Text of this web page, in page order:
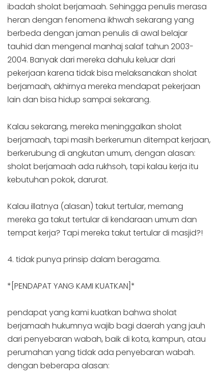
ibadah sholat berjamaah. Sehingga penulis merasa
heran dengan fenomena ikhwah sekarang yang
berbeda dengan jaman penulis di awal belajar
tauhid dan mengenal manhaj salaf tahun 2003-
2004. Banyak dari mereka dahulu keluar dari
pekerjaan karena tidak bisa melaksanakan sholat
berjamaah, akhirnya mereka mendapat pekerjaan
lain dan bisa hidup sampai sekarang.
Kalau sekarang, mereka meninggalkan sholat
berjamaah, tapi masih berkerumun ditempat kerjaan,
berkerubung di angkutan umum, dengan alasan:
sholat berjamaah ada rukhsoh, tapi kalau kerja itu
kebutuhan pokok, darurat.
Kalau illatnya (alasan) takut tertular, memang
mereka ga takut tertular di kendaraan umum dan
tempat kerja? Tapi mereka takut tertular di masjid?!
4. tidak punya prinsip dalam beragama.
*[PENDAPAT YANG KAMI KUATKAN]*
pendapat yang kami kuatkan bahwa sholat
berjamaah hukumnya wajib bagi daerah yang jauh
dari penyebaran wabah, baik di kota, kampun, atau
perumahan yang tidak ada penyebaran wabah.
dengan beberapa alasan: